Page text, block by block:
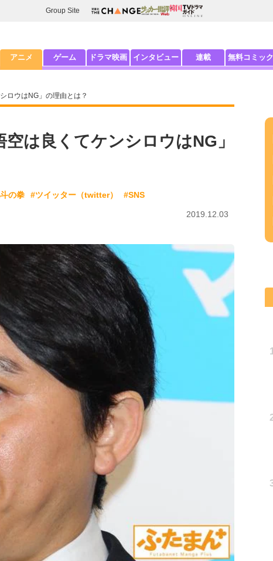
Group Site
アニメ ゲーム ドラマ映画 インタビュー 連載 無料コミック
ロウはNG」の理由とは？
は良くてケンシロウはNG」
の拳 #ツイッター（twitter） #SNS
2019.12.03